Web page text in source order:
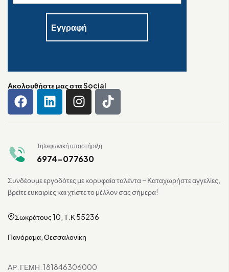
Ακολουθήστε μας στα Social
Τηλεφωνική υποστήριξη
6974-077630
Συνδέουμε εργοδότες με κορυφαία ταλέντα – Καταχωρήστε αγγελίες,
βρείτε ευκαιρίες και χτίστε το μέλλον σας σήμερα!
Σωκράτους 10, Τ.Κ 55236
Πανόραμα, Θεσσαλονίκη
ΑΡ. ΓΕΜΗ: 181846306000